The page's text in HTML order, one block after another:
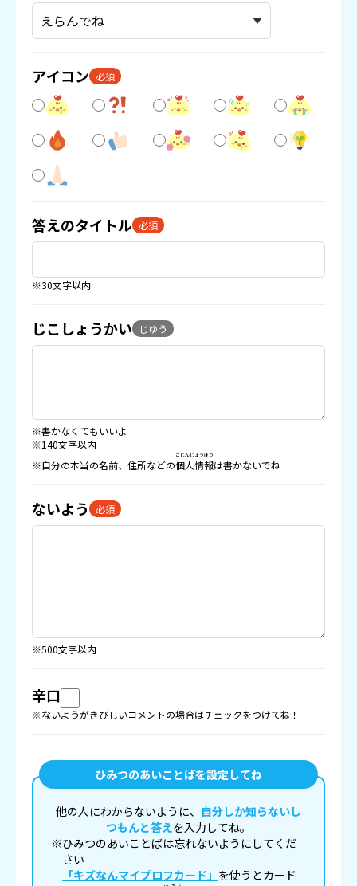
アイコン 必須
答えのタイトル 必須
※30文字以内
じこしょうかい じゆう
※書かなくてもいいよ
※140文字以内
※自分の本当の名前、住所などの個人情報
こじんじょうほう
は書かないでね
ないよう 必須
※500文字以内
辛口
※ないようがきびしいコメントの場合はチェックをつけてね！
ひみつのあいことばを設定してね
他の人にわからないように、 自分しか知らないし
つもんと答えを入力してね。
※ひみつのあいことばは忘れないようにしてくだ
さい
「キズなんマイプロフカード」 を使うとカード